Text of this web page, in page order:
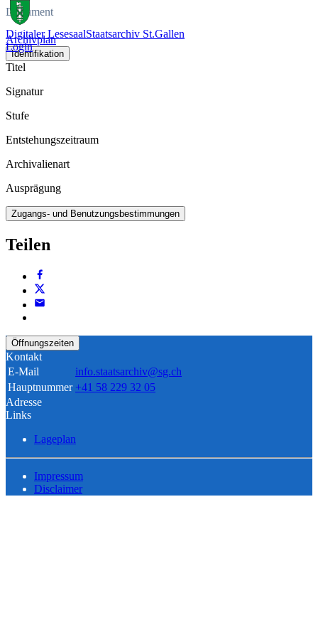
Digitaler LesesaalStaatsarchiv St.Gallen
Login
Dokument
Archivplan
Identifikation
Titel
Signatur
Stufe
Entstehungszeitraum
Archivalienart
Ausprägung
Zugangs- und Benutzungsbestimmungen
Teilen
Öffnungszeiten
Kontakt
E-Mail
info.staatsarchiv@sg.ch
Hauptnummer +41 58 229 32 05
Adresse
Links
Lageplan
Impressum
Disclaimer